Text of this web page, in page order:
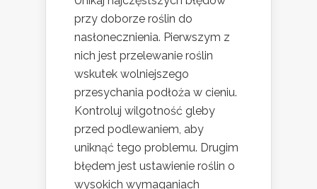
przy doborze roślin do
nasłonecznienia. Pierwszym z
nich jest przelewanie roślin
wskutek wolniejszego
przesychania podłoża w cieniu.
Kontroluj wilgotność gleby
przed podlewaniem, aby
uniknąć tego problemu. Drugim
błędem jest ustawienie roślin o
wysokich wymaganiach